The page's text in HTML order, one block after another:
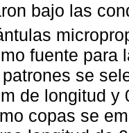
bajo las
fuente para
se
de longitud y
copas se